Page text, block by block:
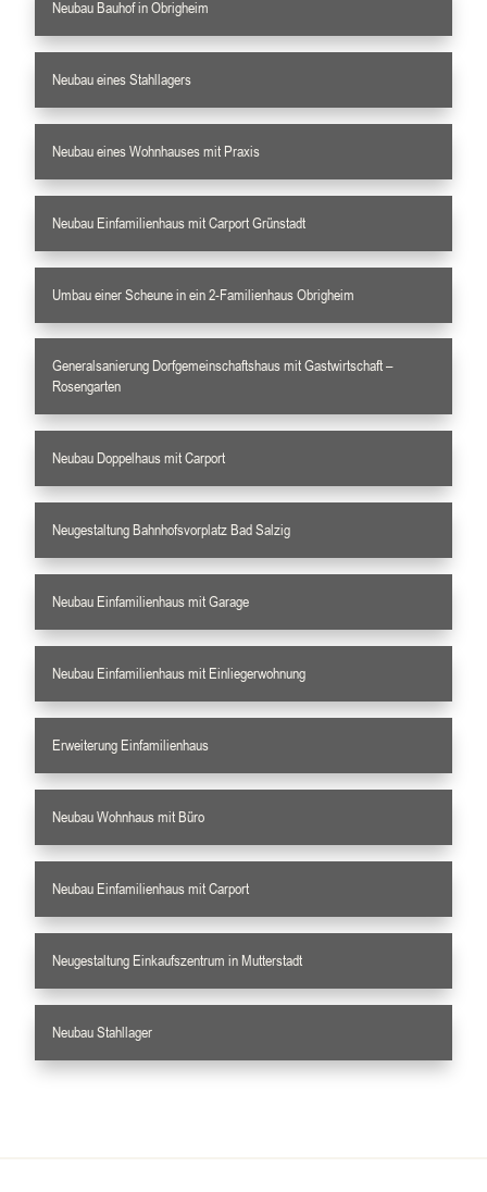
Neubau Bauhof in Obrigheim
Neubau eines Stahllagers
Neubau eines Wohnhauses mit Praxis
Neubau Einfamilienhaus mit Carport Grünstadt
Umbau einer Scheune in ein 2-Familienhaus Obrigheim
Generalsanierung Dorfgemeinschaftshaus mit Gastwirtschaft –
Rosengarten
Neubau Doppelhaus mit Carport
Neugestaltung Bahnhofsvorplatz Bad Salzig
Neubau Einfamilienhaus mit Garage
Neubau Einfamilienhaus mit Einliegerwohnung
Erweiterung Einfamilienhaus
Neubau Wohnhaus mit Büro
Neubau Einfamilienhaus mit Carport
Neugestaltung Einkaufszentrum in Mutterstadt
Neubau Stahllager